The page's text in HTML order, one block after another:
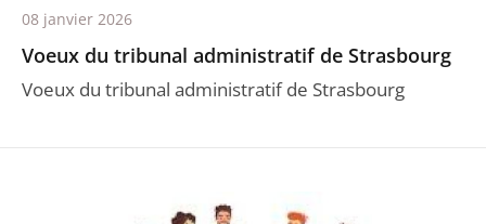
Voeux du tribunal administratif de Strasbourg
Voeux du tribunal administratif de Strasbourg
08 janvier 2026